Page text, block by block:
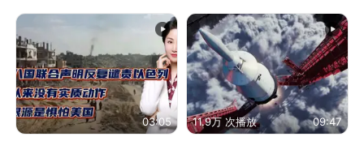
是不是在"拆台"
03:05 11.9万 次播放 09:47